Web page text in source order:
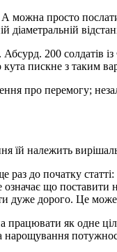
можна просто
діаметральній
200 солдатів
кута пискне з таким
про перемогу;
їй належить
раз до початку
що поставити
дуже дорого. Це може
працювати як одне
нарощування